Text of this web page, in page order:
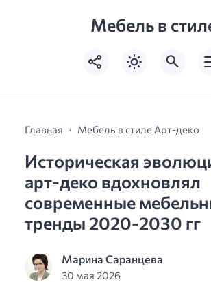
Мебель в
Главная Мебель в стиле Арт-деко
Историческая
арт-деко вдохновлял
современные
тренды 2020-2030 гг
Марина Саранцева
30 мая 2026